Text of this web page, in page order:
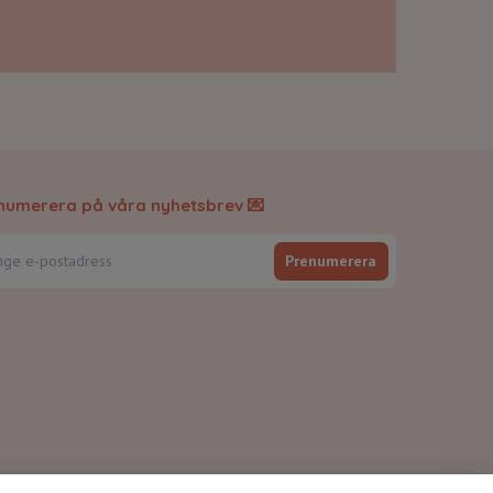
på våra nyhetsbrev 💌
Prenumerera